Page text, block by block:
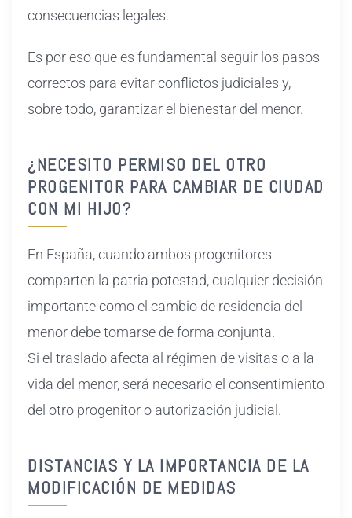
consecuencias legales.
Es por eso que es fundamental seguir los pasos
correctos para evitar conflictos judiciales y,
sobre todo, garantizar el bienestar del menor.
¿NECESITO PERMISO DEL OTRO
PROGENITOR PARA CAMBIAR DE CIUDAD
CON MI HIJO?
En España, cuando ambos progenitores
comparten la patria potestad, cualquier decisión
importante como el cambio de residencia del
menor debe tomarse de forma conjunta.
Si el traslado afecta al régimen de visitas o a la
vida del menor, será necesario el consentimiento
del otro progenitor o autorización judicial.
DISTANCIAS Y LA IMPORTANCIA DE LA
MODIFICACIÓN DE MEDIDAS